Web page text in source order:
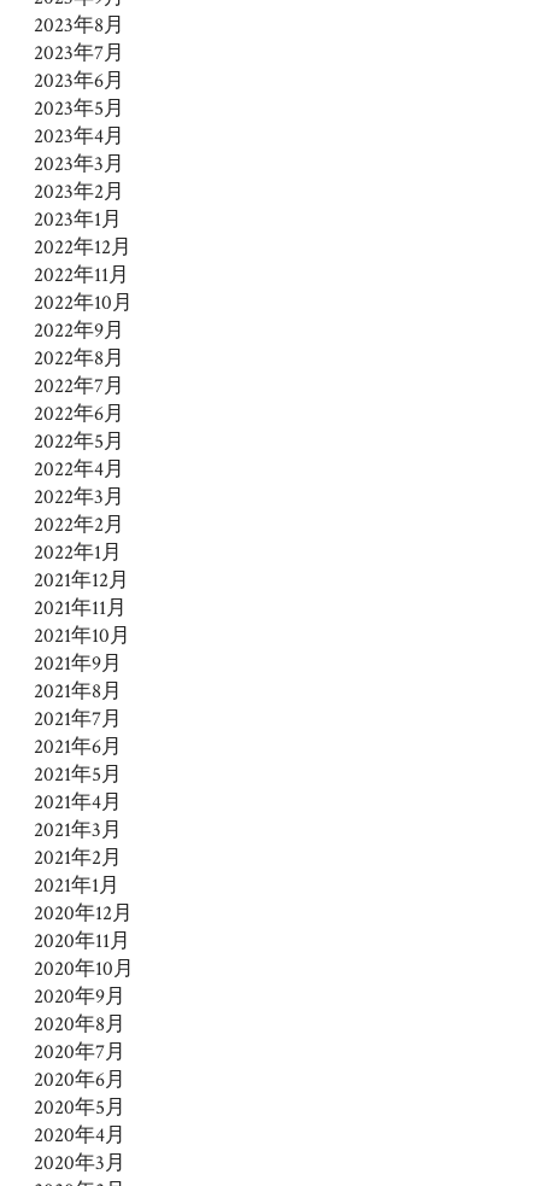
2023年8月
2023年7月
2023年6月
2023年5月
2023年4月
2023年3月
2023年2月
2023年1月
2022年12月
2022年11月
2022年10月
2022年9月
2022年8月
2022年7月
2022年6月
2022年5月
2022年4月
2022年3月
2022年2月
2022年1月
2021年12月
2021年11月
2021年10月
2021年9月
2021年8月
2021年7月
2021年6月
2021年5月
2021年4月
2021年3月
2021年2月
2021年1月
2020年12月
2020年11月
2020年10月
2020年9月
2020年8月
2020年7月
2020年6月
2020年5月
2020年4月
2020年3月